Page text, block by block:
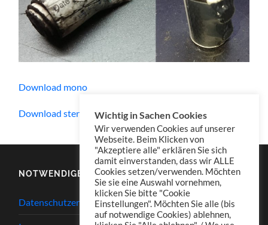
Download mono
Download stereo
NOTWENDIGES
Datenschutzerklärung
Wichtig in Sachen Cookies
Wir verwenden Cookies auf unserer
Webseite. Beim Klicken von
"Akzeptiere alle" erklären Sie sich
damit einverstanden, dass wir ALLE
Cookies setzen/verwenden. Möchten
Sie sie eine Auswahl vornehmen,
klicken Sie bitte "Cookie
Einstellungen". Möchten Sie alle (bis
auf notwendige Cookies) ablehnen,